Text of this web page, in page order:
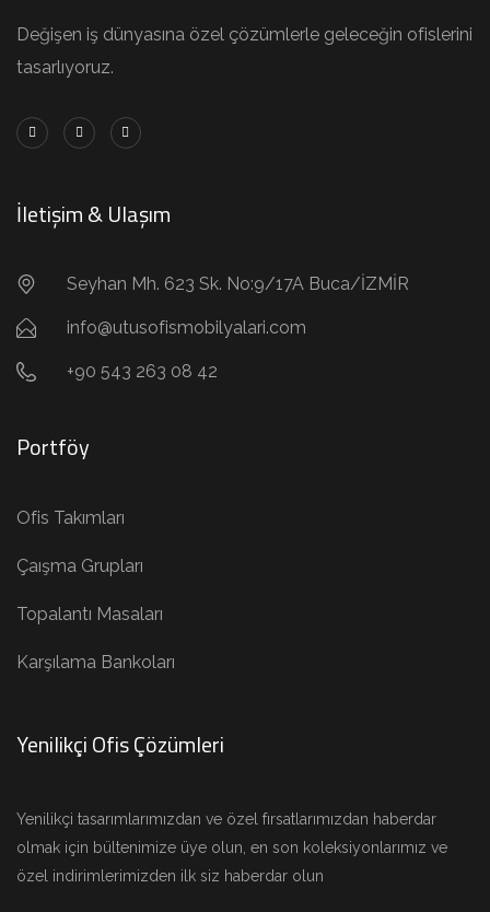
Değişen iş dünyasına özel çözümlerle geleceğin ofislerini
tasarlıyoruz.
İletişim & Ulaşım
Seyhan Mh. 623 Sk. No:9/17A Buca/İZMİR
info@utusofismobilyalari.com
+90 543 263 08 42
Portföy
Ofis Takımları
Çaışma Grupları
Topalantı Masaları
Karşılama Bankoları
Yenilikçi Ofis Çözümleri
Yenilikçi tasarımlarımızdan ve özel fırsatlarımızdan haberdar
olmak için bültenimize üye olun, en son koleksiyonlarımız ve
özel indirimlerimizden ilk siz haberdar olun